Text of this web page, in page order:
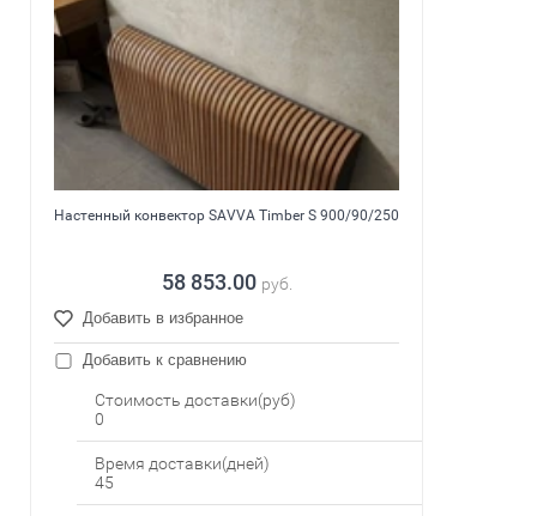
Настенный конвектор SAVVA Timber S 900/90/250
58 853.00 руб.
Добавить в избранное
Добавить к сравнению
Стоимость доставки(руб)
0
Время доставки(дней)
45